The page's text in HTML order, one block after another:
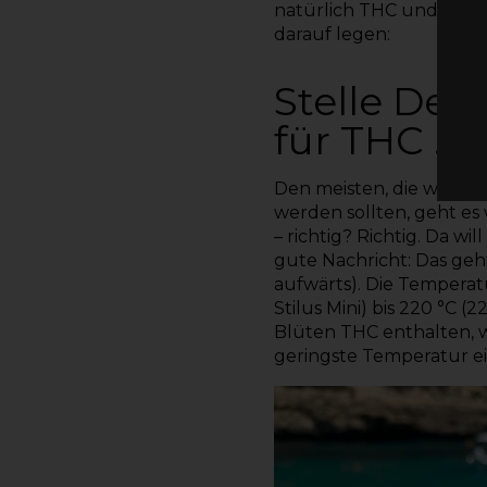
natürlich THC und
darauf legen:
Stelle
für THC …
Den meisten, die
werden sollten, geht es
– richtig? Richtig. Da
gute Nachricht: Das
aufwärts). Die
Stilus Mini) bis 220 °C
Blüten THC enthalten,
geringste Temperatur